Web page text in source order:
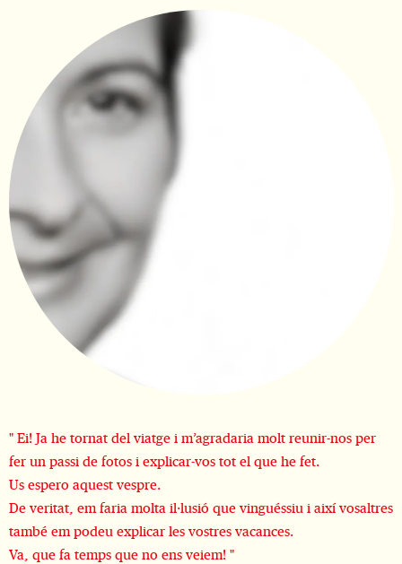
" Ei! Ja he tornat del viatge i m’agradaria molt reunir-nos per
fer un passi de fotos i explicar-vos tot el que he fet.
Us espero aquest vespre.
De veritat, em faria molta il·lusió que vinguéssiu i així vosaltres
també em podeu explicar les vostres vacances.
Va, que fa temps que no ens veiem! "